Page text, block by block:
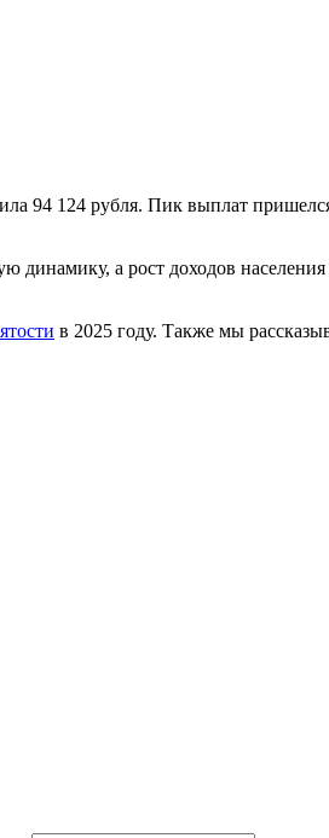
94 124 рубля. Пик выплат
а рост доходов
в 2025 году. Также мы